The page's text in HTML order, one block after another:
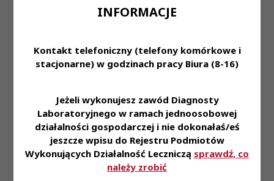
INFORMACJE
Kontakt telefoniczny (telefony komórkowe i
stacjonarne) w godzinach pracy Biura (8-16)
Jeżeli wykonujesz zawód Diagnosty
Laboratoryjnego w ramach jednoosobowej
działalności gospodarczej i nie dokonałaś/eś
jeszcze wpisu do Rejestru Podmiotów
Wykonujących Działalność Leczniczą sprawdź, co
należy zrobić
Diagnostów
Laboratoryjnych z dnia 23
uchwał Prezydium Krajowej
Rady Diagnostów
Laboratoryjnych w trybie
obiegowym w dniu 23 września
2024 r.
Uchwały
Kadencja
VI
głosowania
Uchwała Nr 3294-3307-